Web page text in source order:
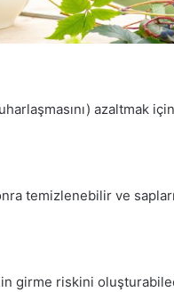
azaltmak için
temizlenebilir ve sapları
girme riskini